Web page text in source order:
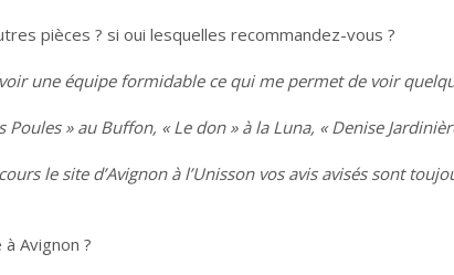
pièces ? si oui lesquelles recommandez-vous ?
une équipe formidable ce qui me permet de voir
Poules » au Buffon, « Le don » à la Luna, « Denise
le site d’Avignon à l’Unisson vos avis avisés sont
Avignon ?